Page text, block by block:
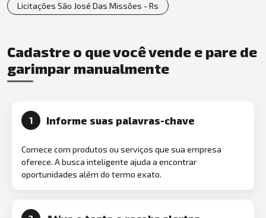
Licitações São José Das Missões - Rs
Cadastre o que você vende e pare de
garimpar manualmente
1 Informe suas palavras-chave
Comece com produtos ou serviços que sua empresa
oferece. A busca inteligente ajuda a encontrar
oportunidades além do termo exato.